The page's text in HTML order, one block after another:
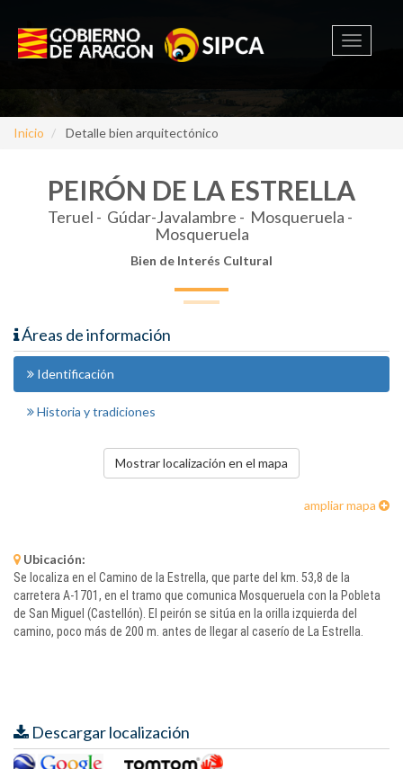
Toggle
Inicio Detalle bien arquitectónico
PEIRÓN DE LA ESTRELLA
Teruel - Gúdar-Javalambre - Mosqueruela -
Mosqueruela
Bien de Interés Cultural
Áreas de información
Identificación
Historia y tradiciones
Mostrar localización en el mapa
ampliar mapa
Ubicación:
Se localiza en el Camino de la Estrella, que parte del km. 53,8 de la
carretera A-1701, en el tramo que comunica Mosqueruela con la Pobleta
de San Miguel (Castellón). El peirón se sitúa en la orilla izquierda del
camino, poco más de 200 m. antes de llegar al caserío de La Estrella.
Descargar localización